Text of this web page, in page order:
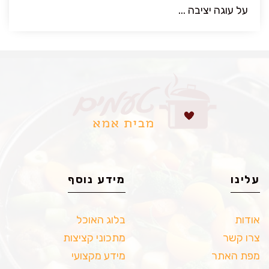
על עוגה יציבה ...
עלינו
אודות
צרו קשר
מפת האתר
מידע נוסף
בלוג האוכל
מתכוני קציצות
מידע מקצועי